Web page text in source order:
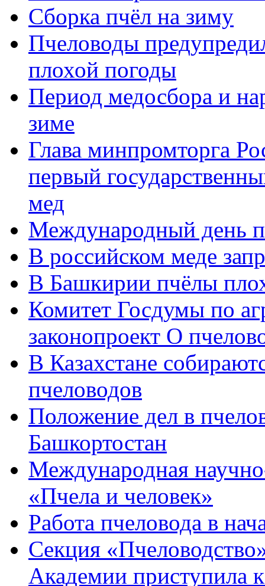
Сборка пчёл на зиму
Пчеловоды
плохой погоды
Период медосбора и
зиме
Глава минпромторга
первый
мед
Международный день
В российском меде
В Башкирии пчёлы
Комитет Госдумы по
законопроект О
В Казахстане
пчеловодов
Положение дел в
Башкортостан
Международная
«Пчела и человек»
Работа пчеловода в
Cекция
Академии приступила